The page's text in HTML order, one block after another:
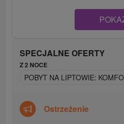
SPECJALNE OFERTY
Z 2 NOCE
POBYT NA LIPTOWIE:
Ostrzeżenie